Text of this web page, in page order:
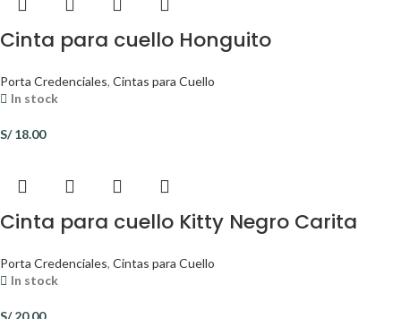
Cinta para cuello Honguito
Porta Credenciales, Cintas para Cuello
In stock
S/18.00
Cinta para cuello Kitty Negro Carita
Porta Credenciales, Cintas para Cuello
In stock